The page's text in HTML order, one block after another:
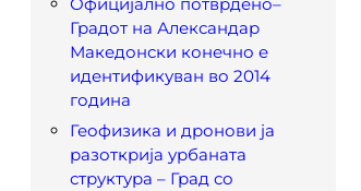
Официјално потврдено–
Градот на Александар
Македонски конечно е
идентификуван во 2014
година
Геофизика и дронови ја
разоткрија урбаната
структура – Град со